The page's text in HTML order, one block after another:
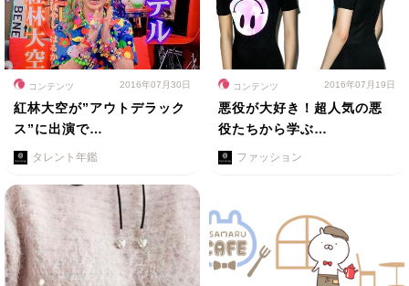
コンテンツ 2016年07月30日
紅林大空が”アウトデラック
ス”に出演で…
タレント年鑑
コンテンツ 2016年07月19日
悪役が大好き！超人気の悪
役たちから学ぶ…
ファッション